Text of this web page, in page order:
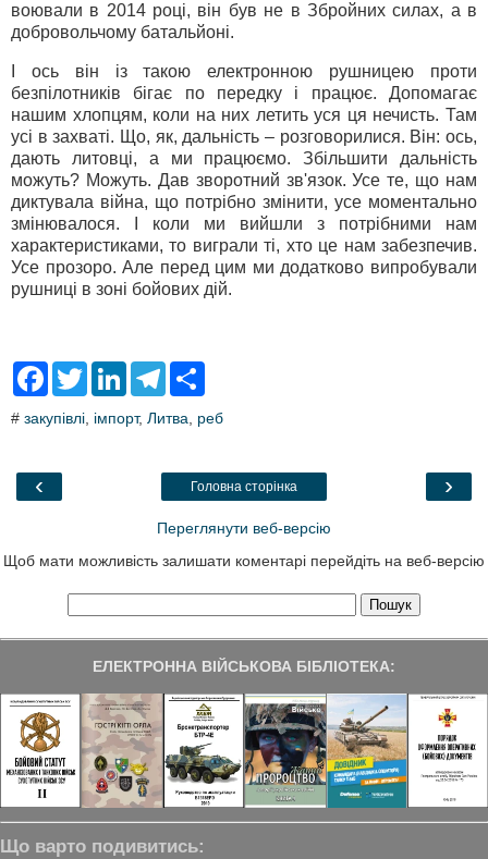
воювали в 2014 році, він був не в Збройних силах, а в
добровольчому батальйоні.
І ось він із такою електронною рушницею проти
безпілотників бігає по передку і працює. Допомагає
нашим хлопцям, коли на них летить уся ця нечисть. Там
усі в захваті. Що, як, дальність – розговорилися. Він: ось,
дають литовці, а ми працюємо. Збільшити дальність
можуть? Можуть. Дав зворотний зв'язок. Усе те, що нам
диктувала війна, що потрібно змінити, усе моментально
змінювалося. І коли ми вийшли з потрібними нам
характеристиками, то виграли ті, хто це нам забезпечив.
Усе прозоро. Але перед цим ми додатково випробували
рушниці в зоні бойових дій.
F
e
o
T
t
L
k
T
e
a
r
# закупівлі імпорт, Литва реб
‹ ›
Головна сторінка
Переглянути веб-версію
Щоб мати можливість залишати коментарі перейдіть на веб-версію
ЕЛЕКТРОННА ВІЙСЬКОВА БІБЛІОТЕКА:
Що варто подивитись: